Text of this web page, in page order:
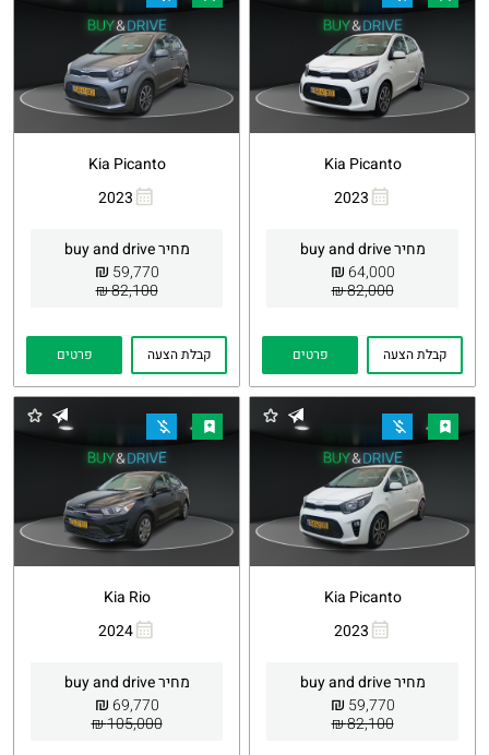
Kia Picanto
2023
מחיר buy and drive
64,000
₪
82,000 ₪
Whatsapp
קבלת הצעה פרטים
Kia Picanto
2023
מחיר buy and drive
59,770
₪
82,100 ₪
Whatsapp
קבלת הצעה פרטים
Kia Picanto
2023
מחיר buy and drive
59,770
₪
82,100 ₪
Whatsapp
Kia Rio
2024
מחיר buy and drive
69,770
₪
105,000 ₪
Whatsapp